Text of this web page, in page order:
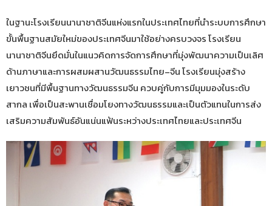
ในฐานะโรงเรียนนานาชาติจีนแห่งแรกในประเทศไทยที่นำระบบการศึกษา
ขั้นพื้นฐานสมัยใหม่ของประเทศจีนมาใช้อย่างครบวงจร โรงเรียน
นานาชาติจีนยึดมั่นในแนวคิดการจัดการศึกษาที่มุ่งพัฒนาความเป็นเลิศ
ด้านภาษาและการผสมผสานวัฒนธรรมไทย–จีน โรงเรียนมุ่งสร้าง
เยาวชนที่มีพื้นฐานทางวัฒนธรรมจีน ควบคู่กับการมีมุมมองในระดับ
สากล เพื่อเป็นสะพานเชื่อมโยงทางวัฒนธรรมและเป็นตัวแทนในการส่ง
เสริมความสัมพันธ์อันแน่นแฟ้นระหว่างประเทศไทยและประเทศจีน